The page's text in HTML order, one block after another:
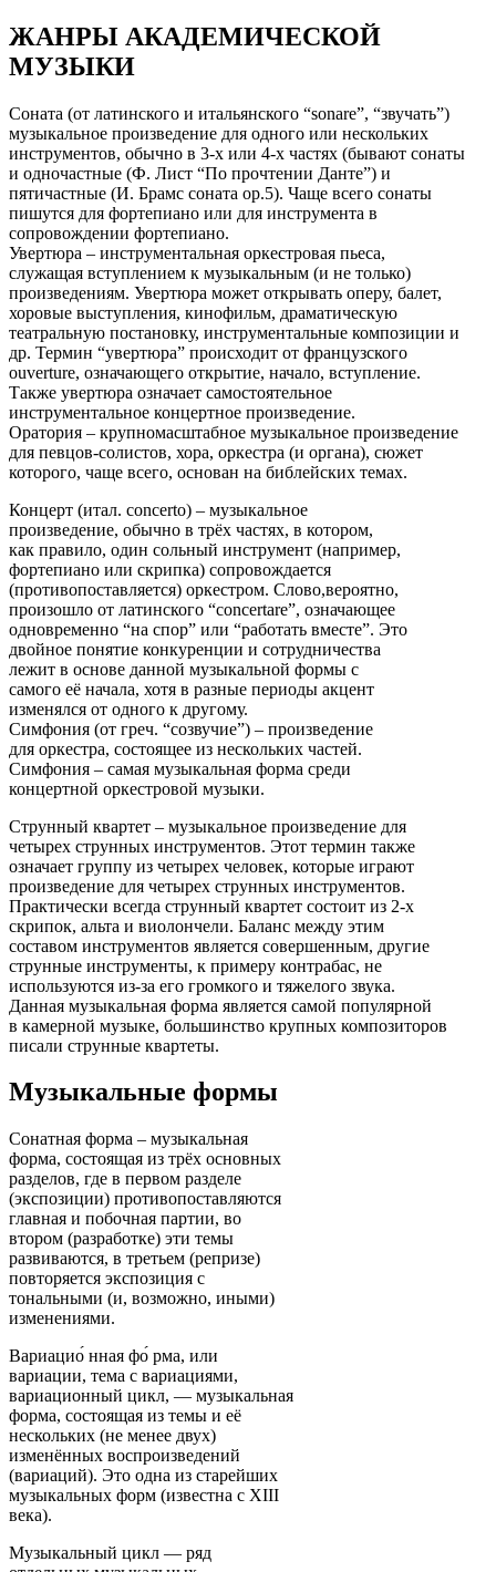
ЖАНРЫ АКАДЕМИЧЕСКОЙ
МУЗЫКИ
Соната (от латинского и итальянского “sonare”, “звучать”)
музыкальное произведение для одного или нескольких
инструментов, обычно в 3-х или 4-х частях (бывают сонаты
и одночастные (Ф. Лист “По прочтении Данте”) и
пятичастные (И. Брамс соната ор.5). Чаще всего сонаты
пишутся для фортепиано или для инструмента в
сопровождении фортепиано.
Увертюра – инструментальная оркестровая пьеса,
служащая вступлением к музыкальным (и не только)
произведениям. Увертюра может открывать оперу, балет,
хоровые выступления, кинофильм, драматическую
театральную постановку, инструментальные композиции и
др. Термин “увертюра” происходит от французского
ouverture, означающего открытие, начало, вступление.
Также увертюра означает самостоятельное
инструментальное концертное произведение.
Оратория – крупномасштабное музыкальное произведение
для певцов-солистов, хора, оркестра (и органа), сюжет
которого, чаще всего, основан на библейских темах.
Концерт (итал. concerto) – музыкальное
произведение, обычно в трёх частях, в котором,
как правило, один сольный инструмент (например,
фортепиано или скрипка) сопровождается
(противопоставляется) оркестром. Слово,вероятно,
произошло от латинского “concertare”, означающее
одновременно “на спор” или “работать вместе”. Это
двойное понятие конкуренции и сотрудничества
лежит в основе данной музыкальной формы с
самого её начала, хотя в разные периоды акцент
изменялся от одного к другому.
Симфония (от греч. “созвучие”) – произведение
для оркестра, состоящее из нескольких частей.
Симфония – самая музыкальная форма среди
концертной оркестровой музыки.
Струнный квартет – музыкальное произведение для
четырех струнных инструментов. Этот термин также
означает группу из четырех человек, которые играют
произведение для четырех струнных инструментов.
Практически всегда струнный квартет состоит из 2-х
скрипок, альта и виолончели. Баланс между этим
составом инструментов является совершенным, другие
струнные инструменты, к примеру контрабас, не
используются из-за его громкого и тяжелого звука.
Данная музыкальная форма является самой популярной
в камерной музыке, большинство крупных композиторов
писали струнные квартеты.
Музыкальные формы
Сонатная форма – музыкальная
форма, состоящая из трёх основных
разделов, где в первом разделе
(экспозиции) противопоставляются
главная и побочная партии, во
втором (разработке) эти темы
развиваются, в третьем (репризе)
повторяется экспозиция с
тональными (и, возможно, иными)
изменениями.
Вариацио́ нная фо́ рма, или
вариации, тема с вариациями,
вариационный цикл, — музыкальная
форма, состоящая из темы и её
нескольких (не менее двух)
изменённых воспроизведений
(вариаций). Это одна из старейших
музыкальных форм (известна с XIII
века).
Музыкальный цикл — ряд